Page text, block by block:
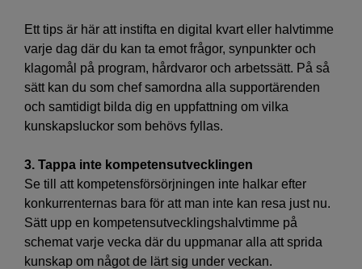
Ett tips är här att instifta en digital kvart eller halvtimme
varje dag där du kan ta emot frågor, synpunkter och
klagomål på program, hårdvaror och arbetssätt. På så
sätt kan du som chef samordna alla supportärenden
och samtidigt bilda dig en uppfattning om vilka
kunskapsluckor som behövs fyllas.
3. Tappa inte kompetensutvecklingen
Se till att kompetensförsörjningen inte halkar efter
konkurrenternas bara för att man inte kan resa just nu.
Sätt upp en kompetensutvecklingshalvtimme på
schemat varje vecka där du uppmanar alla att sprida
kunskap om något de lärt sig under veckan.